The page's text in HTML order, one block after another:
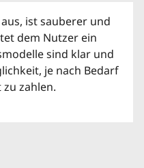
ist sauberer und
dem Nutzer ein
sind klar und
je nach Bedarf
zahlen.